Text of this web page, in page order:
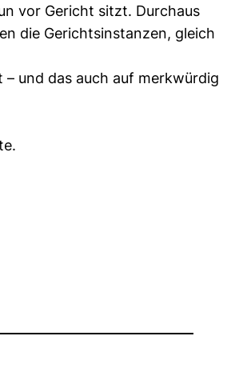
vor Gericht sitzt. Durchaus
die Gerichtsinstanzen, gleich
und das auch auf merkwürdig